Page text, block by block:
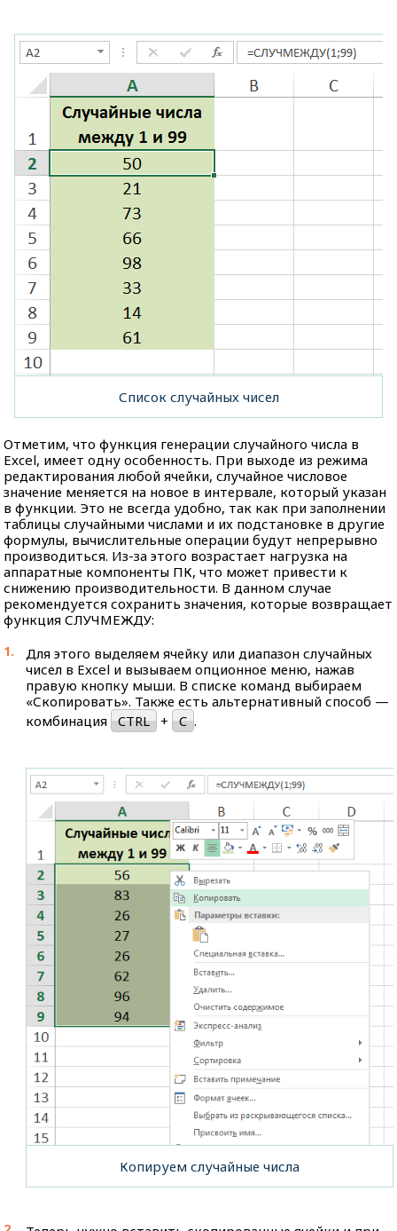
Список случайных чисел
Отметим, что функция генерации случайного числа в
Excel, имеет одну особенность. При выходе из режима
редактирования любой ячейки, случайное числовое
значение меняется на новое в интервале, который указан
в функции. Это не всегда удобно, так как при заполнении
таблицы случайными числами и их подстановке в другие
формулы, вычислительные операции будут непрерывно
производиться. Из-за этого возрастает нагрузка на
аппаратные компоненты ПК, что может привести к
снижению производительности. В данном случае
рекомендуется сохранить значения, которые возвращает
функция СЛУЧМЕЖДУ:
Для этого выделяем ячейку или диапазон случайных
чисел в Excel и вызываем опционное меню, нажав
правую кнопку мыши. В списке команд выбираем
«Скопировать». Также есть альтернативный способ —
комбинация
CTRL + C .
Копируем случайные числа